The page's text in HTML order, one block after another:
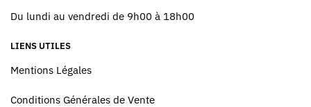
Du lundi au vendredi de 9h00 à 18h00
LIENS UTILES
Mentions Légales
Conditions Générales de Vente